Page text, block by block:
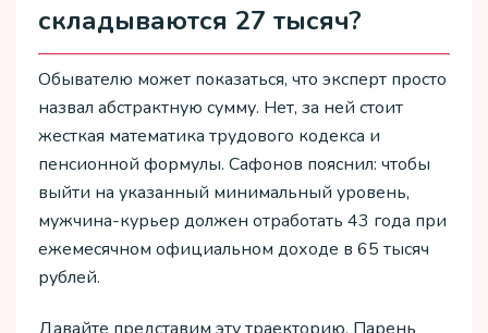
складываются 27 тысяч?
Обывателю может показаться, что эксперт просто
назвал абстрактную сумму. Нет, за ней стоит
жесткая математика трудового кодекса и
пенсионной формулы. Сафонов пояснил: чтобы
выйти на указанный минимальный уровень,
мужчина-курьер должен отработать 43 года при
ежемесячном официальном доходе в 65 тысяч
рублей.